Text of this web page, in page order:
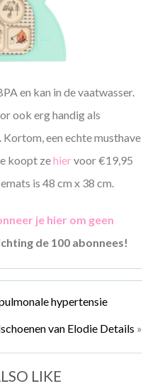
en kan in de vaatwasser.
ook erg handig als
een echte musthave
koopt zehiervoor €19,95
is 48 cm x 38 cm.
je hier om geen
de 100 abonnees!
hypertensie
van Elodie Details »
LIKE